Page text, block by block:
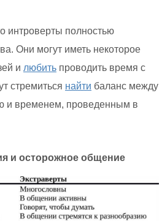
интроверты полностью
Они могут иметь некоторое
и любить проводить время с
стремиться найти баланс между
и временем, проведенным в
и осторожное общение